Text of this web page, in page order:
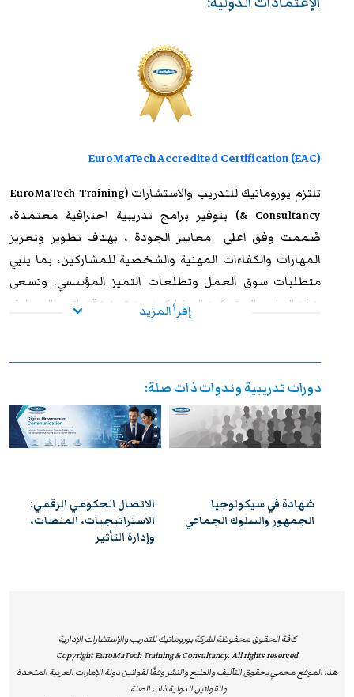
EuroMaTech Accredited Certification (EAC)
تلتزم يوروماتيك للتدريب
والاستشارات (EuroMaTech Training
& Consultancy) بتوفير برامج تدريبية احترافية معتمدة،
صُممت وفق اعلى معايير الجودة ، بهدف تطوير وتعزيز
المهارات والكفاءات المهنية والشخصية للمشاركين، بما يلبي
متطلبات سوق العمل وتطلعات التميز المؤسسي. وتسعى
هذه البرامج إلى تمكين المشاركين من تعزيز قدراتهم العملية،
بنجاح، يحصل المشاركون على شهادة معتمدة من
تتمتع بالاعتراف والموثوقية إقليميًا ودوليًا، مما يمنحها قيمة
استراتيجية عالية. وتُشكل هذه الشهادة إضافة نوعية لمسار
إقرأ المزيد
دورات تدريبية وندوات ذات صلة:
شهادة في سيكولوجيا
الجمهور والسلوك الجماعي
الاتصال الحكومي الرقمي:
الاستراتيجيات، المنصات،
وإدارة التأثير
كافة الحقوق محفوظة لشركة يوروماتيك للتدريب والإستشارات الإدارية
Copyright EuroMaTech Training & Consultancy. All rights reserved
هذا الموقع محمي بحقوق التآليف والطبع والنشر وفقًا لقوانين دولة الإمارات العربية المتحدة
والقوانين الدولية ذات الصلة.